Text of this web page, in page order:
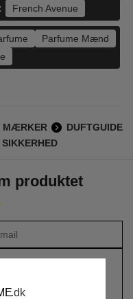
French Avenue
Parfume Mænd
MÆRKER
DUFTGUIDE
produktet